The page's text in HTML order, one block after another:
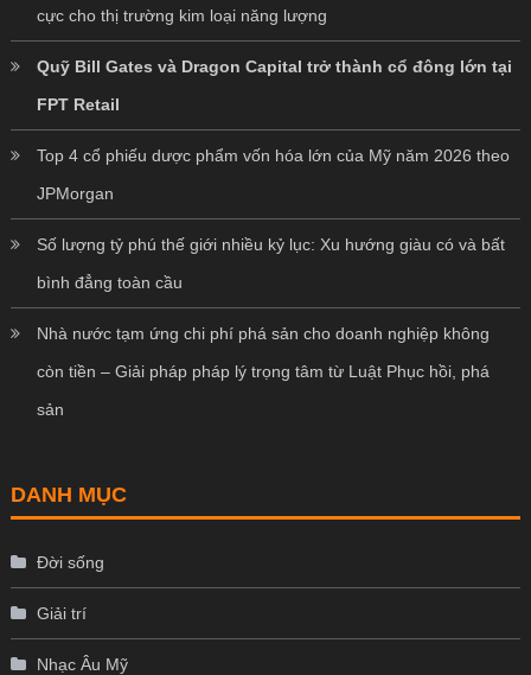
cực cho thị trường kim loại năng lượng
Quỹ Bill Gates và Dragon Capital trở thành cổ đông lớn tại
FPT Retail
Top 4 cổ phiếu dược phẩm vốn hóa lớn của Mỹ năm 2026 theo
JPMorgan
Số lượng tỷ phú thế giới nhiều kỷ lục: Xu hướng giàu có và bất
bình đẳng toàn cầu
Nhà nước tạm ứng chi phí phá sản cho doanh nghiệp không
còn tiền – Giải pháp pháp lý trọng tâm từ Luật Phục hồi, phá
sản
DANH MỤC
Đời sống
Giải trí
Nhạc Âu Mỹ